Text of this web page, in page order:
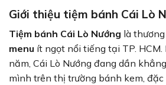
Giới thiệu tiệm bánh Cái Lò
Tiệm bánh Cái Lò Nướng là
menu ít ngọt nổi tiếng tại TP. HCM.
năm, Cái Lò Nướng đang dần
mình trên thị trường bánh kem,